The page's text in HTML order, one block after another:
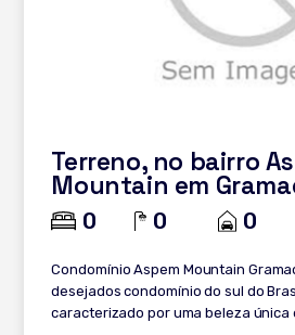
Terreno, no bairro
Mountain em
0 0 0
Condomínio Aspem Mountain Gramado Um dos
desejados condomínio do sul do
caracterizado por uma beleza única